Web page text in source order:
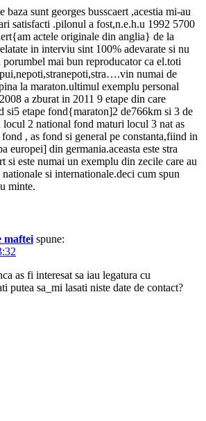
baza sunt georges busscaert ,acestia mi-au
satisfacti .pilonul a fost,n.e.h.u 1992 5700
actele originale din anglia} de la
in interviu sint 100% adevarate si nu
porumbel mai bun reproducator ca el.toti
numai de
la maraton.ultimul exemplu personal
a zburat in 2011 9 etape din care
si5 etape fond{maraton]2 de766km si 3 de
2 national fond maturi locul 3 nat as
, as fond si general pe constanta,fiind in
europei] din germania.aceasta este stra
si este numai un exemplu din zecile care au
si internationale.deci cum spun
minte.
maftei spune:
as fi interesat sa iau legatura cu
putea sa_mi lasati niste date de contact?